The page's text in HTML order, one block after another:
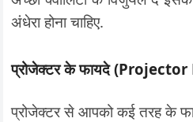
अंधेरा होना चाहिए.
प्रोजेक्टर के फायदे
प्रोजेक्टर से आपको कई तरह के